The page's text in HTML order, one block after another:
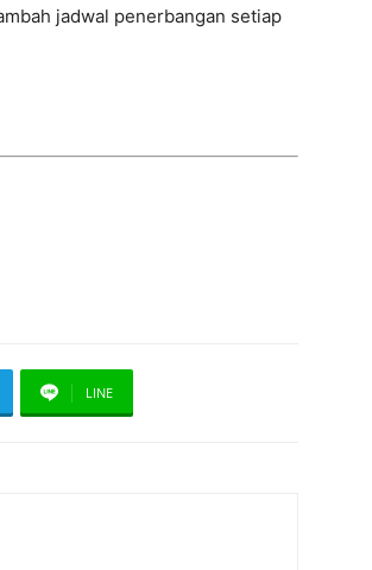
jadwal penerbangan setiap
LINE